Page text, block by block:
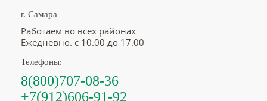
г. Самара
Работаем во всех районах
Ежедневно: с 10:00 до 17:00
Телефоны:
8(800)707-08-36
+7(912)606-91-92